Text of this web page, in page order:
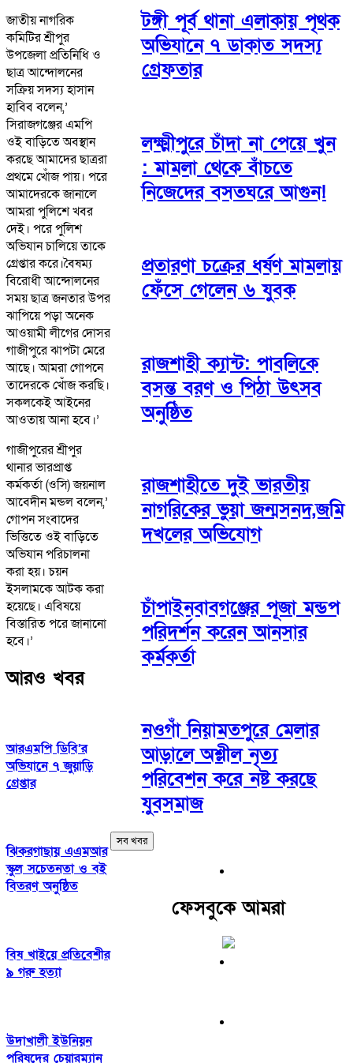
জাতীয় নাগরিক
কমিটির শ্রীপুর
উপজেলা প্রতিনিধি ও
ছাত্র আন্দোলনের
সক্রিয় সদস্য হাসান
হাবিব বলেন,’
সিরাজগঞ্জের এমপি
ওই বাড়িতে অবস্থান
করছে আমাদের ছাত্ররা
প্রথমে খোঁজ পায়। পরে
আমাদেরকে জানালে
আমরা পুলিশে খবর
দেই। পরে পুলিশ
অভিযান চালিয়ে তাকে
গ্রেপ্তার করে।বৈষম্য
বিরোধী আন্দোলনের
সময় ছাত্র জনতার উপর
ঝাপিয়ে পড়া অনেক
আওয়ামী লীগের দোসর
গাজীপুরে ঝাপটা মেরে
আছে। আমরা গোপনে
তাদেরকে খোঁজ করছি।
সকলকেই আইনের
আওতায় আনা হবে।’
গাজীপুরের শ্রীপুর
থানার ভারপ্রাপ্ত
কর্মকর্তা (ওসি) জয়নাল
আবেদীন মন্ডল বলেন,’
গোপন সংবাদের
ভিত্তিতে ওই বাড়িতে
অভিযান পরিচালনা
করা হয়। চয়ন
ইসলামকে আটক করা
হয়েছে। এবিষয়ে
বিস্তারিত পরে জানানো
হবে।’
আরও খবর
আরএমপি ডিবি’র
অভিযানে ৭ জুয়াড়ি
গ্রেপ্তার
ঝিকরগাছায় এএমআর
স্কুল সচেতনতা ও বই
বিতরণ অনুষ্ঠিত
বিষ খাইয়ে প্রতিবেশীর
৯ গরু হত্যা
উদাখালী ইউনিয়ন
পরিষদের চেয়ারম্যান
টঙ্গী পূর্ব থানা এলাকায় পৃথক
অভিযানে ৭ ডাকাত সদস্য
গ্রেফতার
লক্ষ্মীপুরে চাঁদা না পেয়ে খুন
: মামলা থেকে বাঁচতে
নিজেদের বসতঘরে আগুন!
প্রতারণা চক্রের ধর্ষণ মামলায়
ফেঁসে গেলেন ৬ যুবক
রাজশাহী ক্যান্ট: পাবলিকে
বসন্ত বরণ ও পিঠা উৎসব
অনুষ্ঠিত
রাজশাহীতে দুই ভারতীয়
নাগরিকের ভুয়া জন্মসনদ,জমি
দখলের অভিযোগ
চাঁপাইনবাবগঞ্জের পূজা মন্ডপ
পরিদর্শন করেন আনসার
কর্মকর্তা
নওগাঁ নিয়ামতপুরে মেলার
আড়ালে অশ্লীল নৃত্য
পরিবেশন করে নষ্ট করছে
যুবসমাজ
সব খবর
ফেসবুকে আমরা